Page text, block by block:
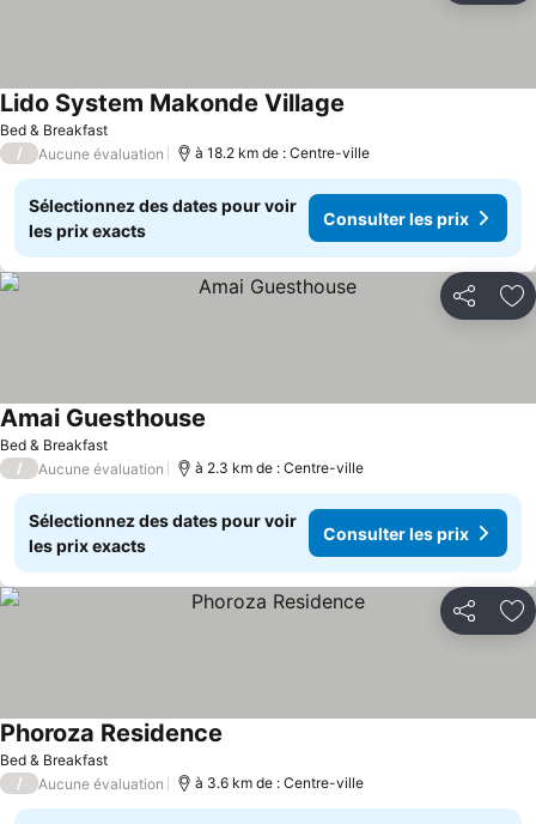
Bed & Breakfast
Lido System Makonde Village
/ Aucune évaluation à 18.2 km de : Centre-ville
Sélectionnez des dates pour voir
les prix exacts
Consulter les prix
Partager
Bed & Breakfast
Amai Guesthouse
/ Aucune évaluation à 2.3 km de : Centre-ville
Sélectionnez des dates pour voir
les prix exacts
Consulter les prix
Partager
Bed & Breakfast
Phoroza Residence
/ Aucune évaluation à 3.6 km de : Centre-ville